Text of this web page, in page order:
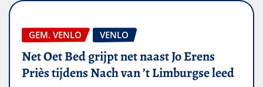
GEM. VENLO VENLO
Net Oet Bed grijpt net naast Jo Erens
Priès tijdens Nach van ’t Limburgse leed